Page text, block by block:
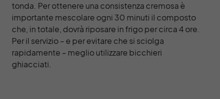
tonda. Per ottenere una consistenza cremosa è
importante mescolare ogni 30 minuti il composto
che, in totale, dovrà riposare in frigo per circa 4 ore.
Per il servizio – e per evitare che si sciolga
rapidamente – meglio utilizzare bicchieri
ghiacciati.